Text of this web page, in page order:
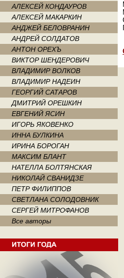
АЛЕКСЕЙ КОНДАУРОВ
АЛЕКСЕЙ МАКАРКИН
АНДЖЕЙ БЕЛОВРАНИН
АНДРЕЙ СОЛДАТОВ
АНТОН ОРЕХЪ
ВИКТОР ШЕНДЕРОВИЧ
ВЛАДИМИР ВОЛКОВ
ВЛАДИМИР НАДЕИН
ГЕОРГИЙ САТАРОВ
ДМИТРИЙ ОРЕШКИН
ЕВГЕНИЙ ЯСИН
ИГОРЬ ЯКОВЕНКО
ИННА БУЛКИНА
ИРИНА БОРОГАН
МАКСИМ БЛАНТ
НАТЕЛЛА БОЛТЯНСКАЯ
НИКОЛАЙ СВАНИДЗЕ
ПЕТР ФИЛИППОВ
СВЕТЛАНА СОЛОДОВНИК
СЕРГЕЙ МИТРОФАНОВ
Все авторы